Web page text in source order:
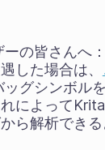
の皆さんへ
した場合は、
ッグシンボル
によって
ら解析でき